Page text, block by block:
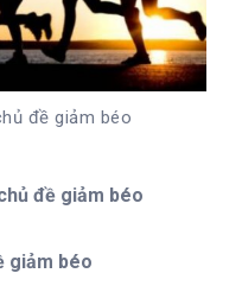
đề giảm béo
đề giảm béo
giảm béo